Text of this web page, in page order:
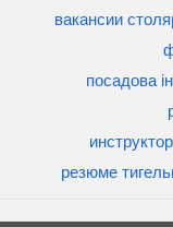
вакансии
посадова
резюме